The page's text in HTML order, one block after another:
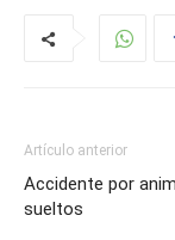
Artículo anterior
Accidente por
sueltos